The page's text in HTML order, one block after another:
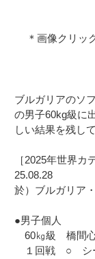
＊画像クリッ
ブルガリアのソ
の男子60kg級に
しい結果を残し
［2025年世界カ
25.08.28
於）ブルガリア
●男子個人
60㎏級 橋間心
１回戦 ○ シ